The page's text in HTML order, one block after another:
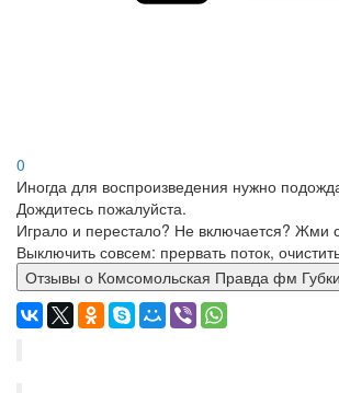
0
Иногда для воспроизведения нужно
Дождитесь пожалуйста.
Играло и перестало? Не включается? Жми
Выключить совсем: прервать поток,
Отзывы о Комсомольская Правда фм